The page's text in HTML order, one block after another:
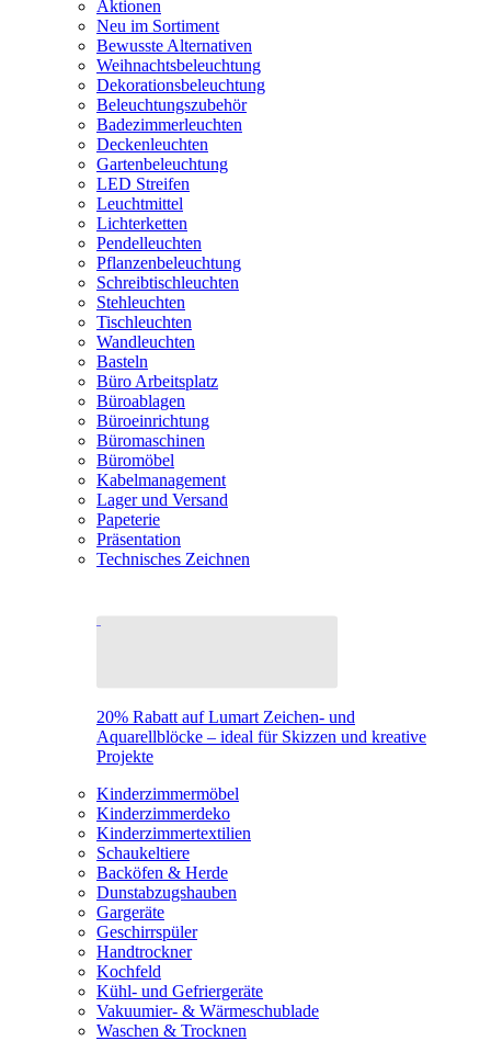
Aktionen
Neu im Sortiment
Bewusste Alternativen
Weihnachtsbeleuchtung
Dekorationsbeleuchtung
Beleuchtungszubehör
Badezimmerleuchten
Deckenleuchten
Gartenbeleuchtung
LED Streifen
Leuchtmittel
Lichterketten
Pendelleuchten
Pflanzenbeleuchtung
Schreibtischleuchten
Stehleuchten
Tischleuchten
Wandleuchten
Basteln
Büro Arbeitsplatz
Büroablagen
Büroeinrichtung
Büromaschinen
Büromöbel
Kabelmanagement
Lager und Versand
Papeterie
Präsentation
Technisches Zeichnen
20% Rabatt auf Lumart Zeichen- und
Aquarellblöcke – ideal für Skizzen und kreative
Projekte
Kinderzimmermöbel
Kinderzimmerdeko
Kinderzimmertextilien
Schaukeltiere
Backöfen & Herde
Dunstabzugshauben
Gargeräte
Geschirrspüler
Handtrockner
Kochfeld
Kühl- und Gefriergeräte
Vakuumier- & Wärmeschublade
Waschen & Trocknen